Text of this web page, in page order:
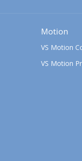
Motion
VS Motion
VS Motion